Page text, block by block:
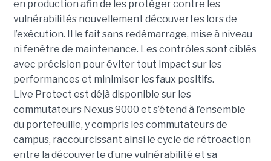
en production afin de les protéger contre les
vulnérabilités nouvellement découvertes lors de
l’exécution. Il le fait sans redémarrage, mise à niveau
ni fenêtre de maintenance. Les contrôles sont ciblés
avec précision pour éviter tout impact sur les
performances et minimiser les faux positifs.
Live Protect est déjà disponible sur les
commutateurs Nexus 9000 et s’étend à l’ensemble
du portefeuille, y compris les commutateurs de
campus, raccourcissant ainsi le cycle de rétroaction
entre la découverte d’une vulnérabilité et sa